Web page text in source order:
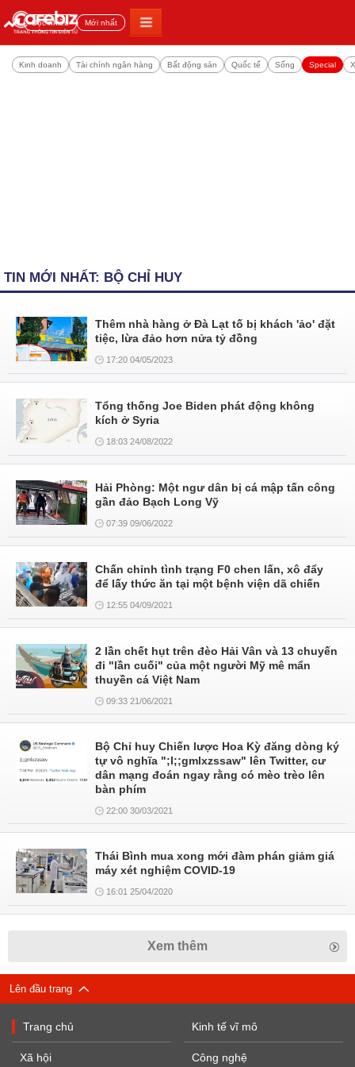
Đọc nhiều Mới nhất
Kinh doanh Tài chính ngân hàng Bất động sản Quốc tế Sống Special
TIN MỚI NHẤT: BỘ CHỈ HUY
Thêm nhà hàng ở Đà Lạt tố bị khách 'ảo' đặt
tiệc, lừa đảo hơn nửa tỷ đồng
17:20 04/05/2023
Tổng thống Joe Biden phát động không
kích ở Syria
18:03 24/08/2022
Hải Phòng: Một ngư dân bị cá mập tấn công
gần đảo Bạch Long Vỹ
07:39 09/06/2022
Chấn chỉnh tình trạng F0 chen lấn, xô đẩy
để lấy thức ăn tại một bệnh viện dã chiến
12:55 04/09/2021
2 lần chết hụt trên đèo Hải Vân và 13 chuyến
đi "lần cuối" của một người Mỹ mê mẩn
thuyền cá Việt Nam
09:33 21/06/2021
Bộ Chỉ huy Chiến lược Hoa Kỳ đăng dòng ký
tự vô nghĩa ";l;;gmlxzssaw" lên Twitter, cư
dân mạng đoán ngay rằng có mèo trèo lên
bàn phím
22:00 30/03/2021
Thái Bình mua xong mới đàm phán giảm giá
máy xét nghiệm COVID-19
16:01 25/04/2020
Xem thêm
Lên đầu trang
Trang chủ
Xã hội
Kinh tế vĩ mô
Công nghệ